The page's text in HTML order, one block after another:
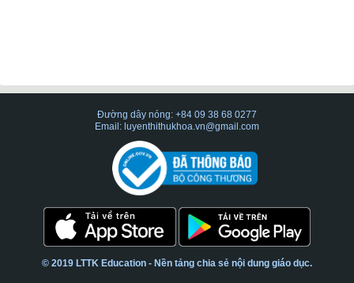
Đường dây nóng: +84 09 38 68 0277
Email: luyenthithukhoa.vn@gmail.com
© 2019 LTTK Education - Nền tảng chia sẻ nội dung giáo dục.